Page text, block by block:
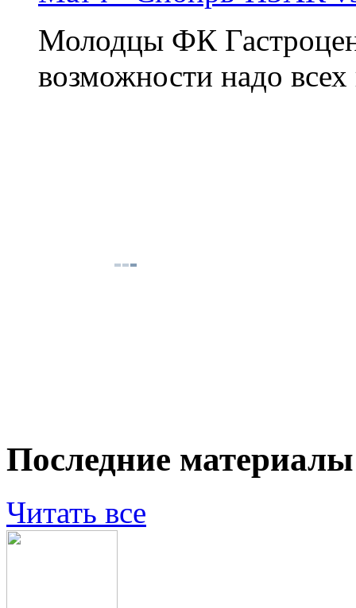
Молодцы ФК
возможности надо всех
Последние материалы
Читать все